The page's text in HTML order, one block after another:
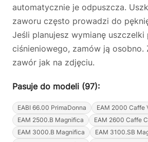
automatycznie je odpuszcza.
zaworu często prowadzi do
Jeśli planujesz wymianę uszczelki
ciśnieniowego, zamów ją osobno.
zawór jak na zdjęciu.
Pasuje do modeli (97):
EABI 66.00 PrimaDonna
EAM 2000 Caffe
EAM 2500.B Magnifica
EAM 2600 Caffe
EAM 3000.B Magnifica
EAM 3100.SB